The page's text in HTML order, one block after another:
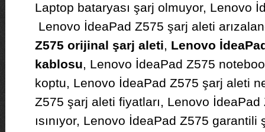
Laptop bataryası şarj olmuyor, Lenovo
Lenovo İdeaPad Z575 şarj aleti
Z575 orijinal şarj aleti, Lenovo
kablosu, Lenovo İdeaPad Z575
koptu, Lenovo İdeaPad Z575 şarj aleti
Z575 şarj aleti fiyatları, Lenovo
ısınıyor, Lenovo İdeaPad Z575